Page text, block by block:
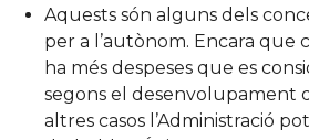
Aquests són alguns dels
per a l’autònom. Encara que
ha més despeses que es
segons el desenvolupament
altres casos l’Administració